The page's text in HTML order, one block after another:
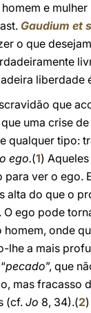
e
Gaudium et
o que
liberdade
que
uma crise
qualquer tipo:
ego.(1)
para ver o ego.
alta do que o
ego pode
onde
lhe a mais
pecado”, que
mas fracasso
(cf. Jo 8, 34).(2